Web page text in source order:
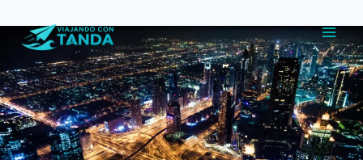
contenido